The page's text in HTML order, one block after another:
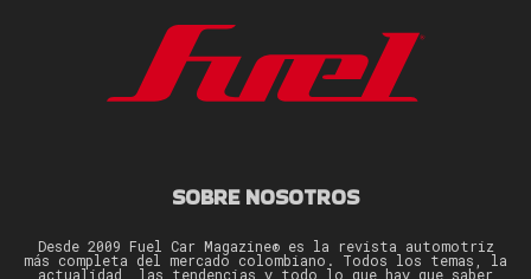
SOBRE NOSOTROS
Desde 2009 Fuel Car Magazine® es la revista automotriz
más completa del mercado colombiano. Todos los temas, la
actualidad, las tendencias y todo lo que hay que saber